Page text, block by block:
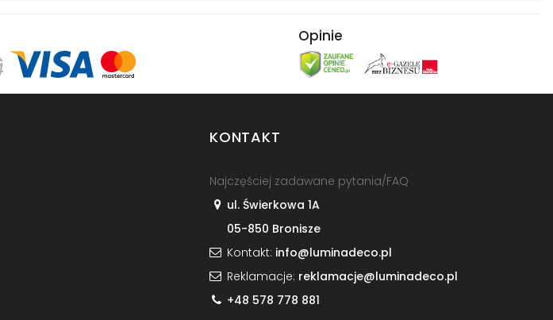
Opinie
KONTAKT
Najczęściej zadawane pytania/FAQ
ul. Świerkowa 1A
05-850 Bronisze
Kontakt: info@luminadeco.pl
Reklamacje: reklamacje@luminadeco.pl
+48 578 778 881